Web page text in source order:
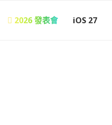
 2026 發表會 iOS 27